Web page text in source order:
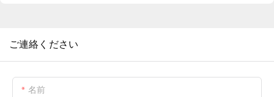
ご連絡ください
名前